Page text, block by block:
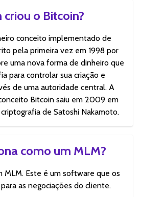
criou o Bitcoin?
conceito implementado de
pela primeira vez em 1998 por
uma nova forma de dinheiro que
para controlar sua criação e
de uma autoridade central. A
Bitcoin saiu em 2009 em
de Satoshi Nakamoto.
como um MLM?
MLM. Este é um software que os
as negociações do cliente.